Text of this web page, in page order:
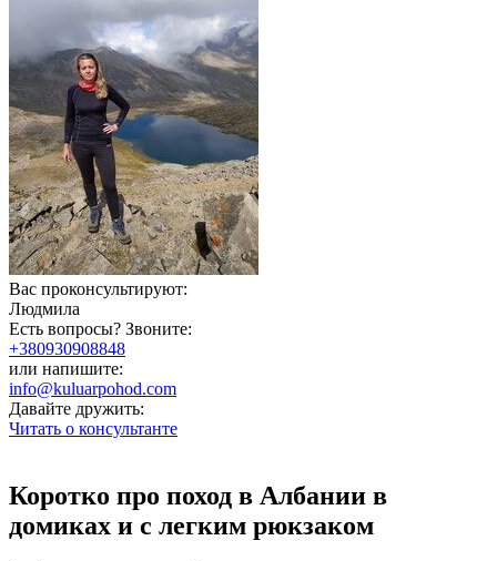
Вас проконсультируют:
Людмила
Есть вопросы? Звоните:
+380930908848
или напишите:
info@kuluarpohod.com
Давайте дружить:
Читать о консультанте
Коротко про поход в Албании в
домиках и с легким рюкзаком